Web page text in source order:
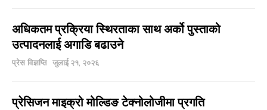
अधिकतम प्रक्रिया स्थिरताका साथ अर्को पुस्ताको
उत्पादनलाई अगाडि बढाउने
प्रेस विज्ञप्ति जुलाई २१, २०२६
प्रेसिजन माइक्रो मोल्डिङ टेक्नोलोजीमा प्रगति